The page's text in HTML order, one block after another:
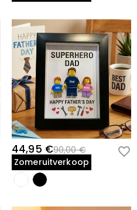
44,95 €90,00 €
Zomeruitverkoop